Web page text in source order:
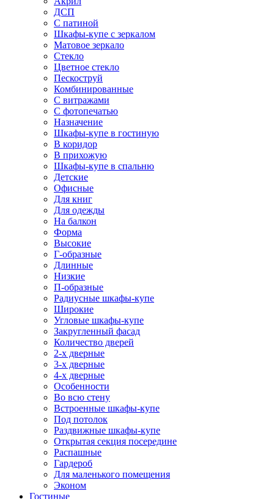
ДСП
С патиной
Шкафы-купе с зеркалом
Матовое зеркало
Стекло
Цветное стекло
Пескоструй
Комбинированные
С витражами
С фотопечатью
Назначение
Шкафы-купе в гостиную
В коридор
В прихожую
Шкафы-купе в спальню
Детские
Офисные
Для книг
Для одежды
На балкон
Форма
Высокие
Г-образные
Длинные
Низкие
П-образные
Радиусные шкафы-купе
Широкие
Угловые шкафы-купе
Закругленный фасад
Количество дверей
2-х дверные
3-х дверные
4-х дверные
Особенности
Во всю стену
Встроенные шкафы-купе
Под потолок
Раздвижные шкафы-купе
Открытая секция посередине
Распашные
Гардероб
Для маленького помещения
Эконом
Гостиные